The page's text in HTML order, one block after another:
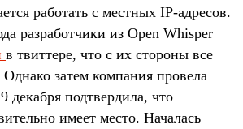
работать с местных IP-адресов.
разработчики из Open Whisper
в твиттере, что с их стороны все
Однако затем компания провела
декабря подтвердила, что
имеет место. Началась